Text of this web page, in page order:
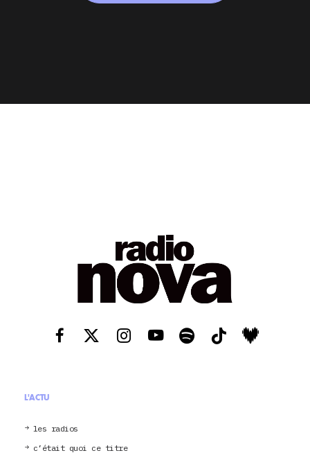
L'ACTU
les radios
c’était quoi ce titre